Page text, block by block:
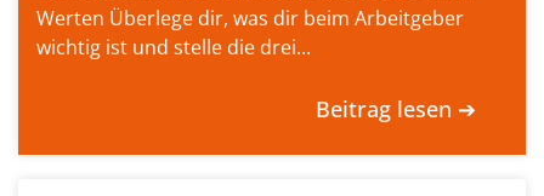
Werten Überlege dir, was dir beim Arbeitgeber
wichtig ist und stelle die drei...
Beitrag lesen ➔